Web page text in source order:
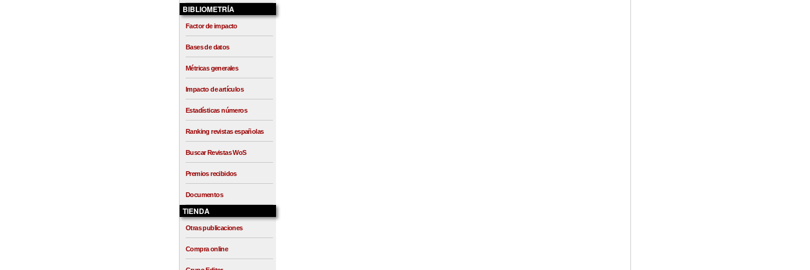
BIBLIOMETRÍA
Factor de impacto
Bases de datos
Métricas generales
Impacto de artículos
Estadísticas números
Ranking revistas españolas
Buscar Revistas WoS
Premios recibidos
Documentos
TIENDA
Otras publicaciones
Compra online